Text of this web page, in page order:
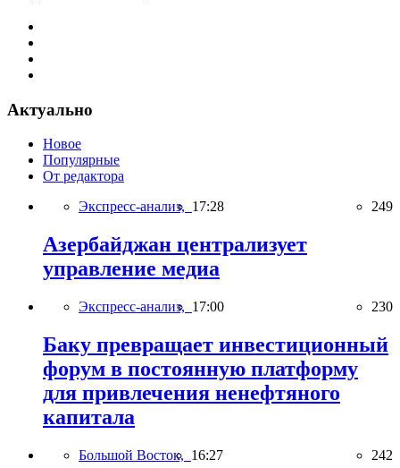
Актуально
Новое
Популярные
От редактора
Экспресс-анализ, 17:28 249
Азербайджан централизует
управление медиа
Экспресс-анализ, 17:00 230
Баку превращает инвестиционный
форум в постоянную платформу
для привлечения ненефтяного
капитала
Большой Восток, 16:27 242